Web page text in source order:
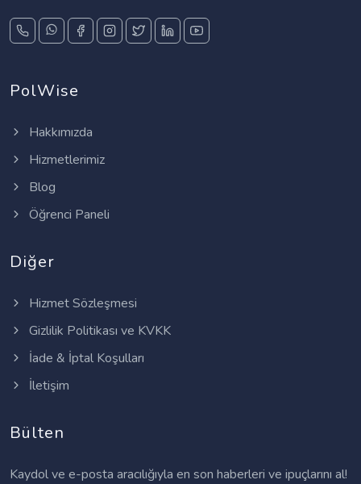
PolWise
Hakkımızda
Hizmetlerimiz
Blog
Öğrenci Paneli
Diğer
Hizmet Sözleşmesi
Gizlilik Politikası ve KVKK
İade & İptal Koşulları
İletişim
Bülten
Kaydol ve e-posta aracılığıyla en son haberleri ve ipuçlarını al!